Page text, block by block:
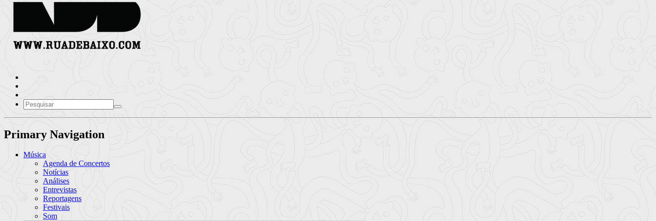
Primary Navigation
Música
Agenda de Concertos
Notícias
Análises
Entrevistas
Reportagens
Festivais
Som